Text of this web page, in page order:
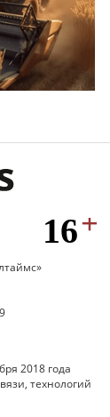
2018 года
технологий